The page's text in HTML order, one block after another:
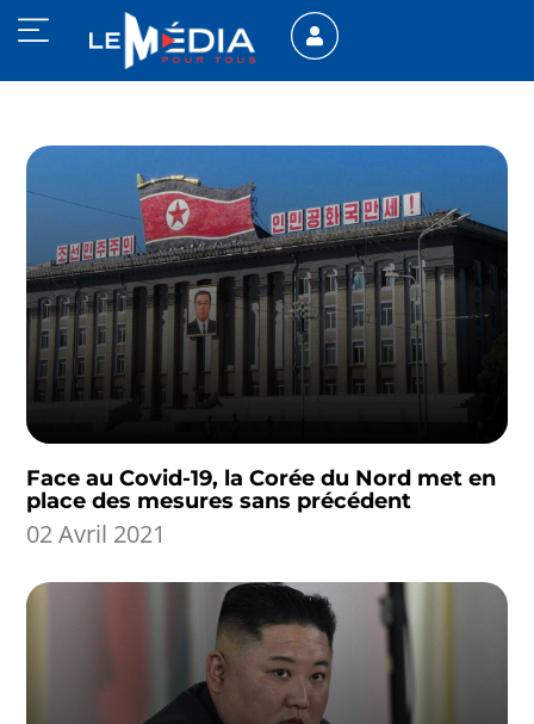
Face au Covid-19, la Corée du Nord met en
place des mesures sans précédent
02 Avril 2021